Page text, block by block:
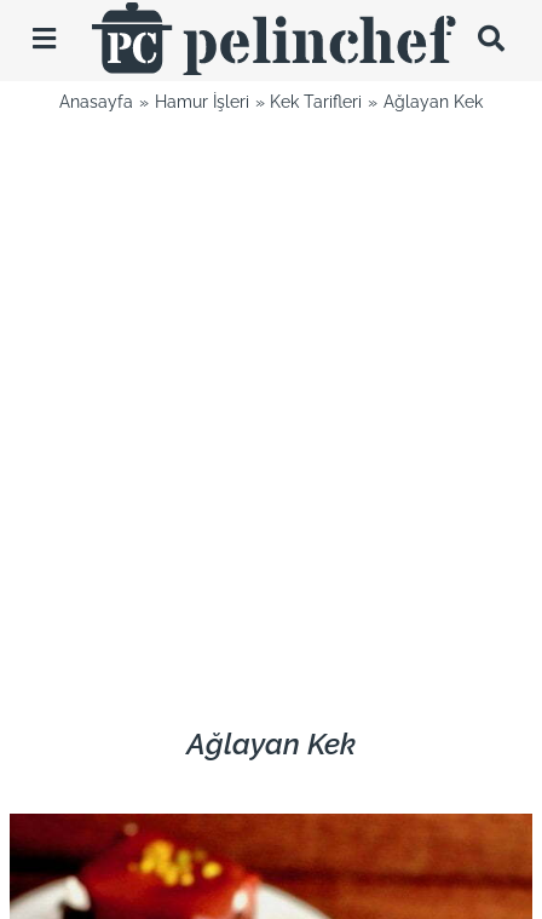
Toggle
Navigation
Tarifler
Anasayfa Hamur İşleri Kek Tarifleri Ağlayan Kek
Ağlayan Kek